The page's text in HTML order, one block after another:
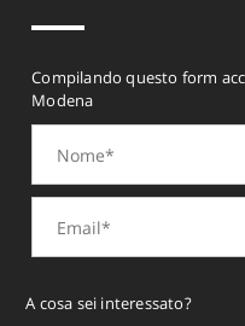
Compilando questo form
Modena
A cosa sei interessato?